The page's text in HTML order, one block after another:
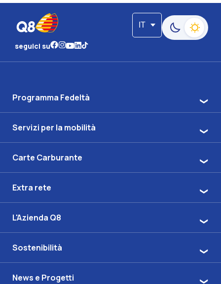
IT
Passa alla
seguici su
Programma Fedeltà
Servizi per la mobilità
Carte Carburante
Extra rete
L'Azienda Q8
Sostenibilità
News e Progetti